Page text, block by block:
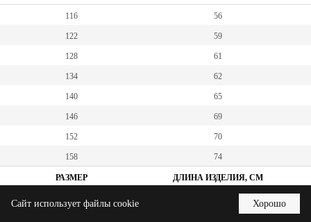
116 56
122 59
128 61
134 62
140 65
146 69
152 70
158 74
РАЗМЕР ДЛИНА ИЗДЕЛИЯ, СМ
Сайт использует файлы cookie Хорошо